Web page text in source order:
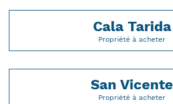
Cala Tarida
Propriété à acheter
San Vicente
Propriété à acheter